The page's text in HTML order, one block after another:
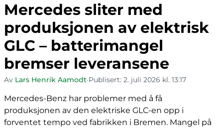
Mercedes sliter med
produksjonen av elektrisk
GLC – batterimangel
bremser leveransene
Av Lars Henrik Aamodt•Publisert: 2. juli 2026 kl. 13:17
Mercedes-Benz har problemer med å få
produksjonen av den elektriske GLC-en opp i
forventet tempo ved fabrikken i Bremen. Mangel på